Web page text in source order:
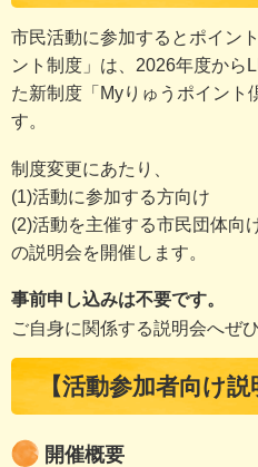
市民活動に参加するとポイン
ント制度」は、2026年度から
た新制度「Myりゅうポイント
す。
制度変更にあたり、
(1)活動に参加する方向け
(2)活動を主催する市民団体向
の説明会を開催します。
事前申し込みは不要です。
ご自身に関係する説明会へぜ
【活動参加者向け説
開催概要